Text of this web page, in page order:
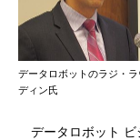
データロボットのラジ・ラ
ディン氏
データロボット ビ